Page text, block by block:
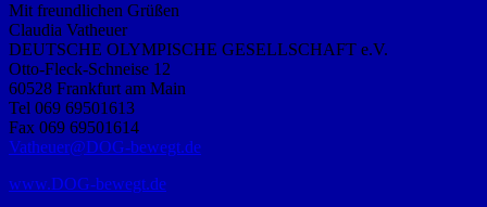
Mit freundlichen Grüßen
Claudia Vatheuer
DEUTSCHE OLYMPISCHE GESELLSCHAFT e.V.
Otto-Fleck-Schneise 12
60528 Frankfurt am Main
Tel 069 69501613
Fax 069 69501614
Vatheuer@DOG-bewegt.de
www.DOG-bewegt.de